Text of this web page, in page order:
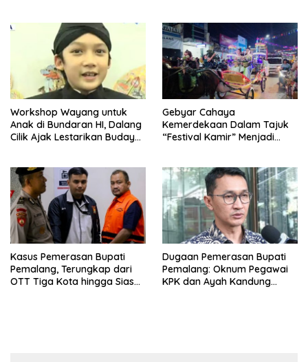
Workshop Wayang untuk
Anak di Bundaran HI, Dalang
Cilik Ajak Lestarikan Budaya
Gebyar Cahaya
Kemerdekaan Dalam Tajuk
“Festival Kamir” Menjadi
Kasus Pemerasan Bupati
Pemalang, Terungkap dari
OTT Tiga Kota hingga Siasat
Dugaan Pemerasan Bupati
Pemalang: Oknum Pegawai
KPK dan Ayah Kandung